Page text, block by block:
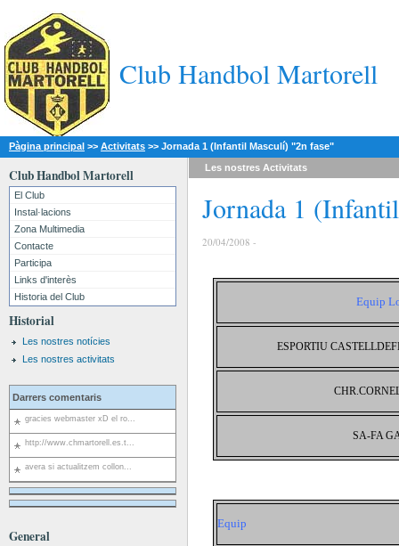
Club Handbol Martorell
Pàgina principal >> Activitats >> Jornada 1 (Infantil Masculí) "2n fase"
Club Handbol Martorell
El Club
Instal·lacions
Zona Multimedia
Contacte
Participa
Links d'interès
Historia del Club
Historial
Les nostres notícies
Les nostres activitats
Darrers comentaris
gracies webmaster xD el ro...
http://www.chmartorell.es.t...
avera si actualitzem collon...
General
Les nostres Activitats
Jornada 1
20/04/2008 -
Equip
ESPORTIU
SA-FA
Equip